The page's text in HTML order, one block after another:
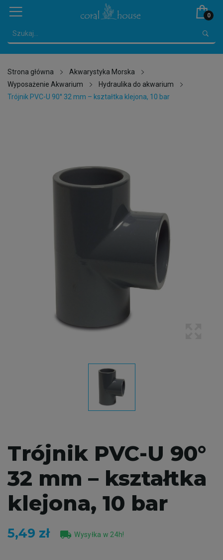
0
Strona główna
Akwarystyka Morska
Wyposażenie Akwarium
Hydraulika do akwarium
Trójnik PVC-U 90° 32 mm – kształtka klejona, 10 bar
Trójnik PVC-U 90°
32 mm – kształtka
klejona, 10 bar
5,49 zł local_shipping Wysyłka w 24h!